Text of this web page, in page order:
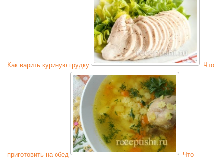
Как варить куриную грудку Что
приготовить на обед Что